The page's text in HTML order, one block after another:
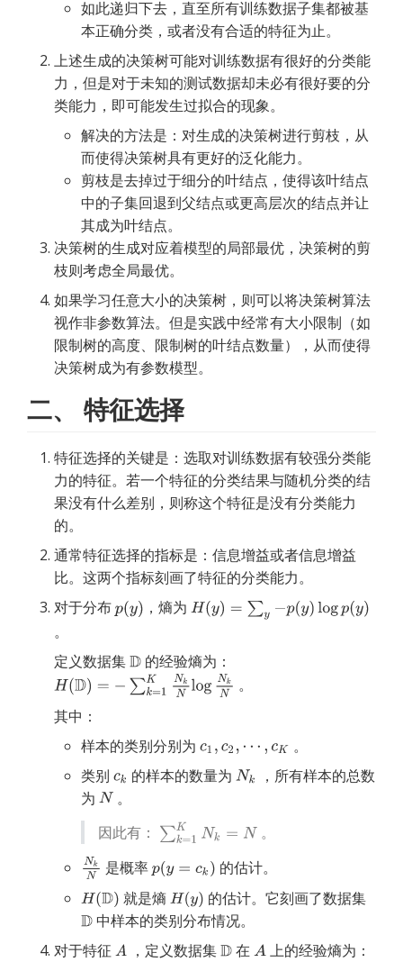
如此递归下去，直至所有训练数据子集都被基
本正确分类，或者没有合适的特征为止。
上述生成的决策树可能对训练数据有很好的分类能
力，但是对于未知的测试数据却未必有很好要的分
类能力，即可能发生过拟合的现象。
解决的方法是：对生成的决策树进行剪枝，从
而使得决策树具有更好的泛化能力。
剪枝是去掉过于细分的叶结点，使得该叶结点
中的子集回退到父结点或更高层次的结点并让
其成为叶结点。
决策树的生成对应着模型的局部最优，决策树的剪
枝则考虑全局最优。
如果学习任意大小的决策树，则可以将决策树算法
视作非参数算法。但是实践中经常有大小限制（如
限制树的高度、限制树的叶结点数量），从而使得
决策树成为有参数模型。
二、 特征选择
特征选择的关键是：选取对训练数据有较强分类能
力的特征。若一个特征的分类结果与随机分类的结
果没有什么差别，则称这个特征是没有分类能力
的。
通常特征选择的指标是：信息增益或者信息增益
比。这两个指标刻画了特征的分类能力。
对于分布
，熵为
。
定义数据集
的经验熵为：
。
其中：
样本的类别分别为
。
类别
的样本的数量为
，所有样本的总数
为
。
因此有：
。
是概率
的估计。
就是熵
的估计。它刻画了数据集
中样本的类别分布情况。
对于特征
，定义数据集 在
上的经验熵为：